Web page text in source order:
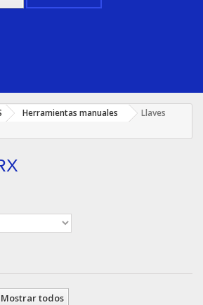
Herramientas manuales
Llaves
Mostrar todos